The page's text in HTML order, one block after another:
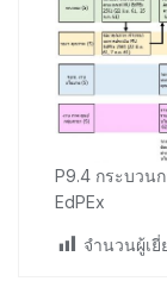
P9.4 กระบวน
EdPEx
จำนวนผู้เยี่